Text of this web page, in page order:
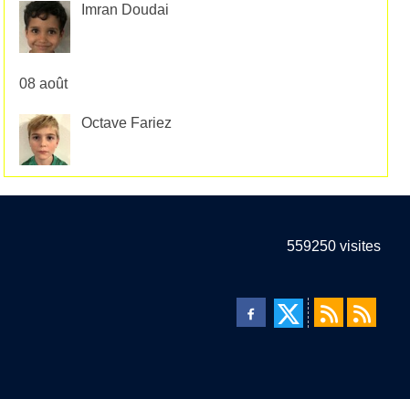
Imran Doudai
08 août
Octave Fariez
559250 visites